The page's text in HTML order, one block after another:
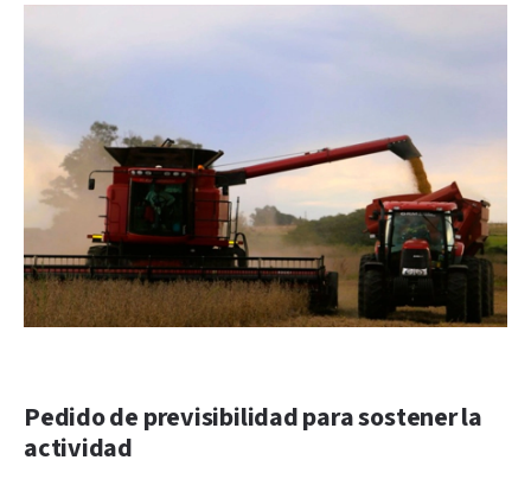
Pedido de previsibilidad para sostener la
actividad